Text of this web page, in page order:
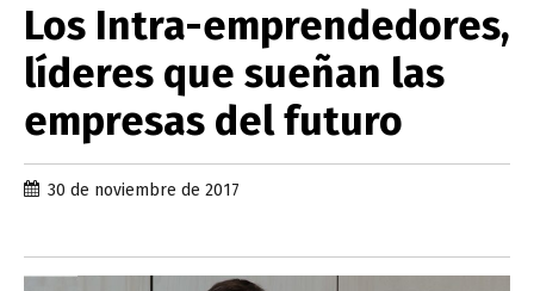
Los Intra-emprendedores,
líderes que sueñan las
empresas del futuro
30 de noviembre de 2017